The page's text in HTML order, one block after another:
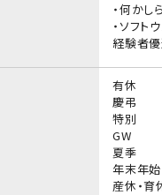
・何か
・ソフト
経験者
有休
慶弔
特別
GW
夏季
年末年始
産休・育